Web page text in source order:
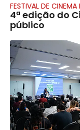
FESTIVAL DE
4ª edição do
público